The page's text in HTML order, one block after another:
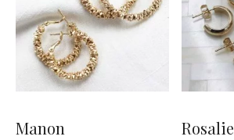
Manon Rosalie